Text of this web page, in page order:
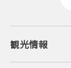
観光情報
京丹後について
ジオパー